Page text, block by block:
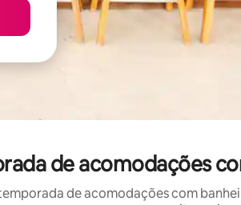
de acomodações
de acomodações com